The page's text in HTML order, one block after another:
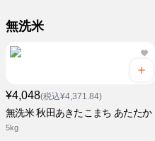
無洗米
¥4,048(税込¥4,371.84)
無洗米 秋田あきたこまち あたたか
5kg